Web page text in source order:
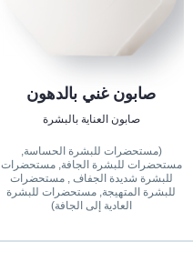
صابون غني بالدهون
صابون العناية بالبشرة
(مستحضرات للبشرة الحساسة,
مستحضرات للبشرة الجافة, مستحضرات
للبشرة شديدة الجفاف , مستحضرات
للبشرة المتهيجة, مستحضرات للبشرة
العادية إلى الجافة)